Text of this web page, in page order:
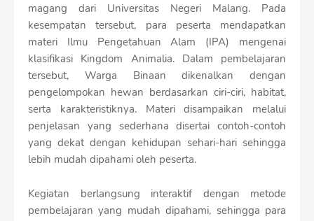
magang dari Universitas Negeri Malang. Pada
kesempatan tersebut, para peserta mendapatkan
materi Ilmu Pengetahuan Alam (IPA) mengenai
klasifikasi Kingdom Animalia. Dalam pembelajaran
tersebut, Warga Binaan dikenalkan dengan
pengelompokan hewan berdasarkan ciri-ciri, habitat,
serta karakteristiknya. Materi disampaikan melalui
penjelasan yang sederhana disertai contoh-contoh
yang dekat dengan kehidupan sehari-hari sehingga
lebih mudah dipahami oleh peserta.
Kegiatan berlangsung interaktif dengan metode
pembelajaran yang mudah dipahami, sehingga para
e
m
p
l
a
t
e
s